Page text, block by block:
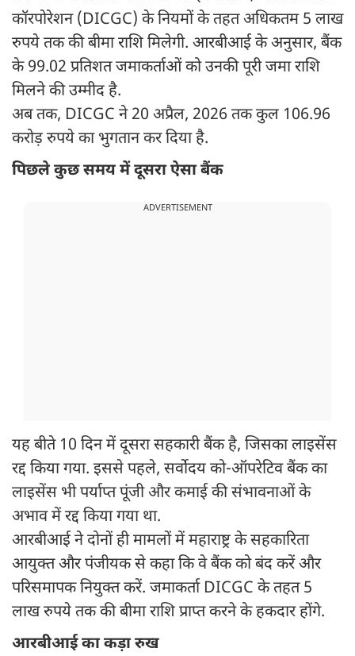
कॉरपोरेशन (DICGC) के नियमों के तहत अधिकतम 5 लाख
रुपये तक की बीमा राशि मिलेगी. आरबीआई के अनुसार, बैंक
के 99.02 प्रतिशत जमाकर्ताओं को उनकी पूरी जमा राशि
मिलने की उम्मीद है.
अब तक, DICGC ने 20 अप्रैल, 2026 तक कुल 106.96
करोड़ रुपये का भुगतान कर दिया है.
पिछले कुछ समय में दूसरा ऐसा बैंक
ADVERTISEMENT
यह बीते 10 दिन में दूसरा सहकारी बैंक है, जिसका लाइसेंस
रद्द किया गया. इससे पहले, सर्वोदय को-ऑपरेटिव बैंक का
लाइसेंस भी पर्याप्त पूंजी और कमाई की संभावनाओं के
अभाव में रद्द किया गया था.
आरबीआई ने दोनों ही मामलों में महाराष्ट्र के सहकारिता
आयुक्त और पंजीयक से कहा कि वे बैंक को बंद करें और
परिसमापक नियुक्त करें. जमाकर्ता DICGC के तहत 5
लाख रुपये तक की बीमा राशि प्राप्त करने के हकदार होंगे.
आरबीआई का कड़ा रुख